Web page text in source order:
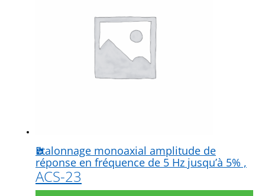
Stations d’étalonnage pression
Stations d’étalonnage acoustique
Calibreurs acoustiques
Etalonnage monoaxial amplitude de
réponse en fréquence de 5 Hz jusqu’à 5% ,
ACS-23